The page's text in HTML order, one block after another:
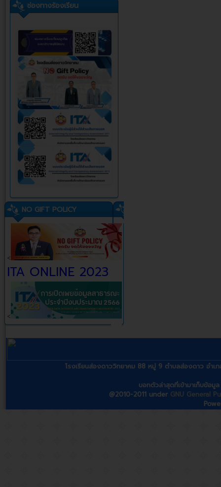
ช่องทางร้องเรียน
NO GIFT POLICY
<
ITA ONLINE 2023
<
โรงเรียนส่องดาววิทยาคม 88 หมู่ 9 ตำบลส่องดาว อำ
บอทตัวล่าสุดที่เข้ามาเก็บข้อมู
@2010-2011 under GNU General